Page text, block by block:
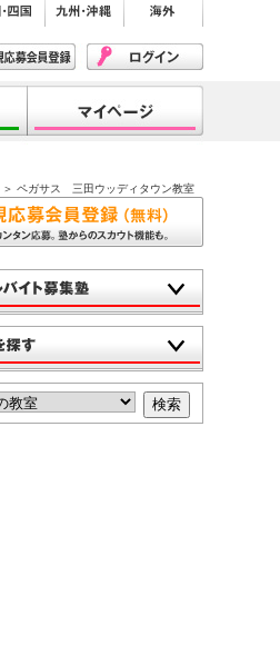
＞ ペガサス 三田ウッディタウン教室